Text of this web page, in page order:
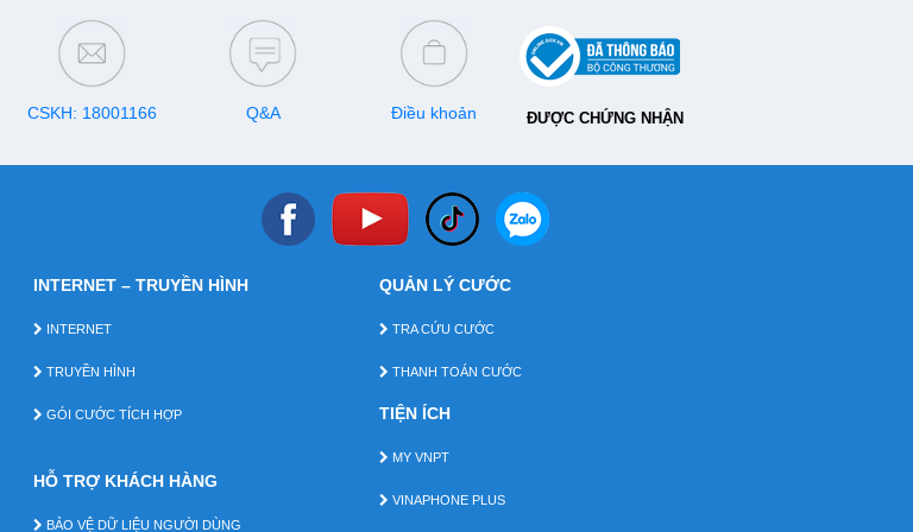
CSKH: 18001166 Q&A Điều khoản ĐƯỢC CHỨNG NHẬN
INTERNET – TRUYỀN HÌNH
INTERNET
TRUYỀN HÌNH
GÓI CƯỚC TÍCH HỢP
HỖ TRỢ KHÁCH HÀNG
BẢO VỆ DỮ LIỆU NGƯỜI DÙNG
QUẢN LÝ CƯỚC
TRA CỨU CƯỚC
THANH TOÁN CƯỚC
TIỆN ÍCH
MY VNPT
VINAPHONE PLUS